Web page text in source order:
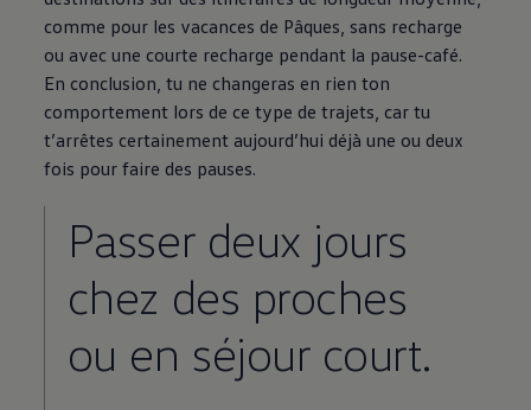
comme pour les vacances de Pâques, sans recharge
ou avec une courte recharge pendant la pause-café.
En conclusion, tu ne changeras en rien ton
comportement lors de ce type de trajets, car tu
t’arrêtes certainement aujourd’hui déjà une ou deux
fois pour faire des pauses.
Passer deux jours
chez des proches
ou en séjour court.